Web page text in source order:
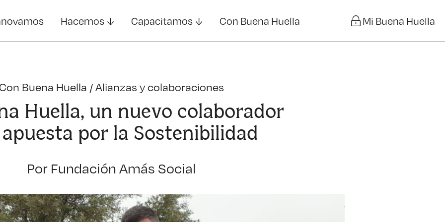
Hacemos Capacitamos Con Buena Huella Mi Buena Huella
Buena Huella /Alianzas y colaboraciones
Huella, un nuevo colaborador
por la Sostenibilidad
Por Fundación Amás Social